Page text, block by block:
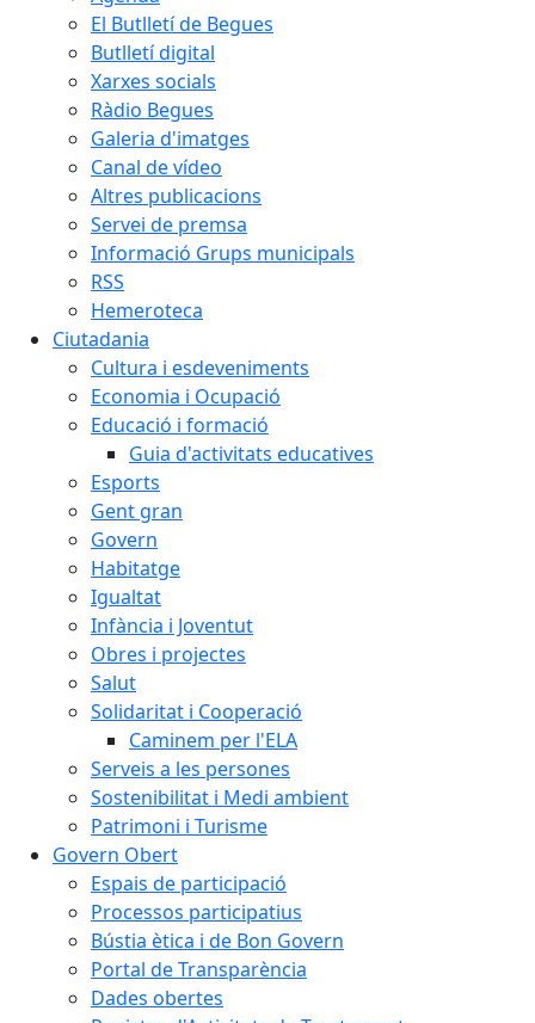
El Butlletí de Begues
Butlletí digital
Xarxes socials
Ràdio Begues
Galeria d'imatges
Canal de vídeo
Altres publicacions
Servei de premsa
Informació Grups municipals
RSS
Hemeroteca
Ciutadania
Cultura i esdeveniments
Economia i Ocupació
Educació i formació
Guia d'activitats educatives
Esports
Gent gran
Govern
Habitatge
Igualtat
Infància i Joventut
Obres i projectes
Salut
Solidaritat i Cooperació
Caminem per l'ELA
Serveis a les persones
Sostenibilitat i Medi ambient
Patrimoni i Turisme
Govern Obert
Espais de participació
Processos participatius
Bústia ètica i de Bon Govern
Portal de Transparència
Dades obertes